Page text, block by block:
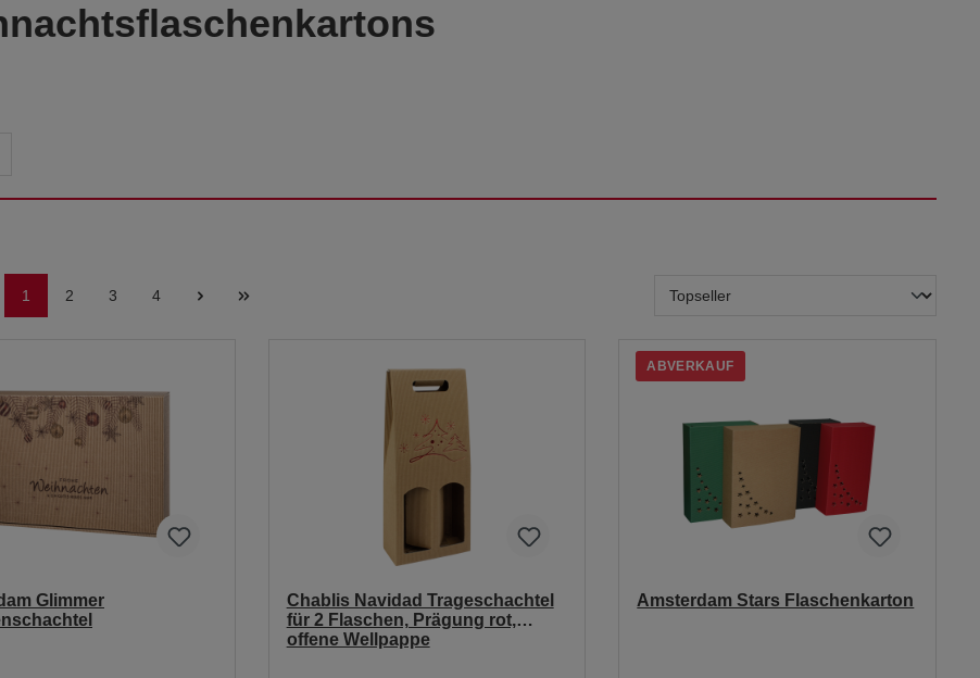
1 2 3 4
Glimmer
Chablis Navidad Trageschachtel
für 2 Flaschen, Prägung rot,
offene Wellpappe
ABVERKAUF
Amsterdam Stars Flaschenkarton